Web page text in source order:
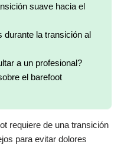
suave hacia el
durante la transición al
a un profesional?
el barefoot
requiere de una transición
para evitar dolores